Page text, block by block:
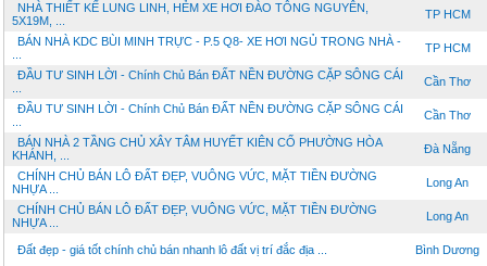
NHÀ THIẾT KẾ LUNG LINH, HẺM XE HƠI ĐÀO TÔNG NGUYÊN,
5X19M, ...
TP HCM
BÁN NHÀ KDC BÙI MINH TRỰC - P.5 Q8- XE HƠI NGỦ TRONG NHÀ -
TP HCM
ĐẦU TƯ SINH LỜI - Chính Chủ Bán ĐẤT NỀN ĐƯỜNG CẶP SÔNG CÁI
Cần Thơ
ĐẦU TƯ SINH LỜI - Chính Chủ Bán ĐẤT NỀN ĐƯỜNG CẶP SÔNG CÁI
Cần Thơ
BÁN NHÀ 2 TẦNG CHỦ XÂY TÂM HUYẾT KIÊN CỐ PHƯỜNG HÒA
KHÁNH, ...
Đà Nẵng
CHÍNH CHỦ BÁN LÔ ĐẤT ĐẸP, VUÔNG VỨC, MẶT TIỀN ĐƯỜNG
NHỰA ...
Long An
CHÍNH CHỦ BÁN LÔ ĐẤT ĐẸP, VUÔNG VỨC, MẶT TIỀN ĐƯỜNG
NHỰA ...
Long An
Đất đẹp - giá tốt chính chủ bán nhanh lô đất vị trí đắc địa ... Bình Dương